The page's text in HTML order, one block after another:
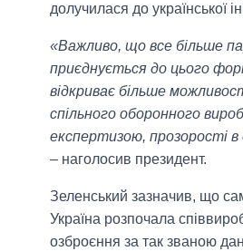
долучилася до української
«Важливо, що все більше
приєднується до цього
відкриває більше
спільного оборонного
експертизою, прозорості в
– наголосив президент.
Зеленський зазначив, що
Україна розпочала
озброєння за так званою